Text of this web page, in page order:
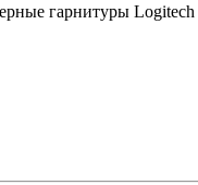
гарнитуры